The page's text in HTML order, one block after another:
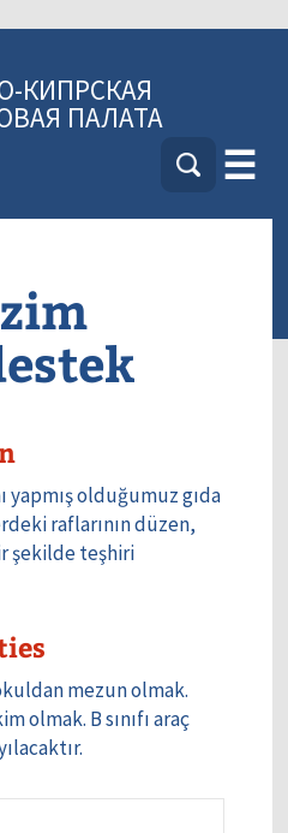
КИПРСКАЯ
ПАЛАТА
☰
yapmış olduğumuz gıda
raflarının düzen,
şekilde teşhiri
mezun olmak.
olmak. B sınıfı araç